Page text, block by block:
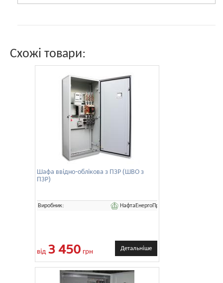
Схожі товари:
Шафа ввідно-облікова з ПЗР (ШВО з
ПЗР)
Виробник: НафтаЕнергоПром
від 3 450 грн Детальніше